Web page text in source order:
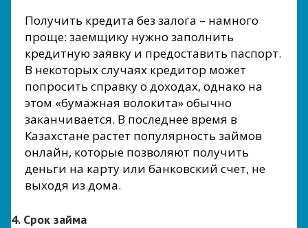
Получить кредита без залога – намного
проще: заемщику нужно заполнить
кредитную заявку и предоставить паспорт.
В некоторых случаях кредитор может
попросить справку о доходах, однако на
этом «бумажная волокита» обычно
заканчивается. В последнее время в
Казахстане растет популярность займов
онлайн, которые позволяют получить
деньги на карту или банковский счет, не
выходя из дома.
4. Срок займа